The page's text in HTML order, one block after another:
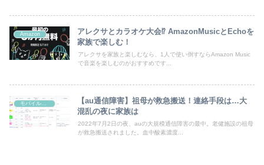
Amazon
アレクサとカラオケ大会⁉ AmazonMusicとEchoを
家族で楽しむ！
アレクサを家族と楽しむなら、1人で使い倒すならAmazon Music
で音楽を楽しむのがおすすめです...
モバイル通信
【au通信障害】祖母が救急搬送！連絡手段は…大
混乱の夜に家族は
2022年7月2日の夜、auの大規模通信障害の最中。老健施設の祖母
が救急搬送されました。血中酸素濃度...